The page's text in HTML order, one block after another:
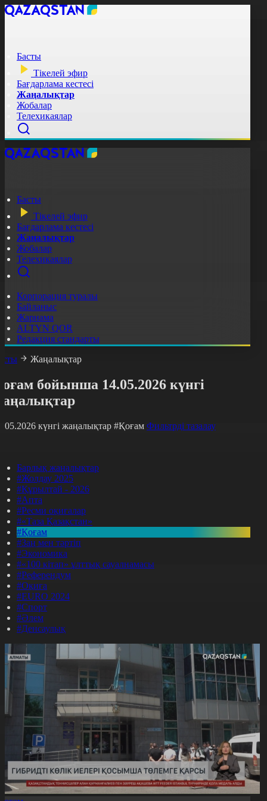
Басты
Тікелей эфир
Бағдарлама кестесі
Жаңалықтар
Жобалар
Телехикаялар
Басты
Тікелей эфир
Бағдарлама кестесі
Жаңалықтар
Жобалар
Телехикаялар
Корпорация туралы
Байланыс
Жарнама
ALTYN QOR
Редакция стандарты
Жаңалықтар
бойынша 14.05.2026 күнгі
күнгі жаңалықтар #Қоғам Фильтрді тазалау
Барлық жаңалықтар
#Жолдау 2025
#Құрылтай - 2026
#Апта
#Ресми оқиғалар
#«Таза Қазақстан»
#Қоғам
#Заң мен тәртіп
#Экономика
#«100 кітап» ұлттық сауалнамасы
#Референдум
#Оқиға
#EURO 2024
#Спорт
#Әлем
#Денсаулық